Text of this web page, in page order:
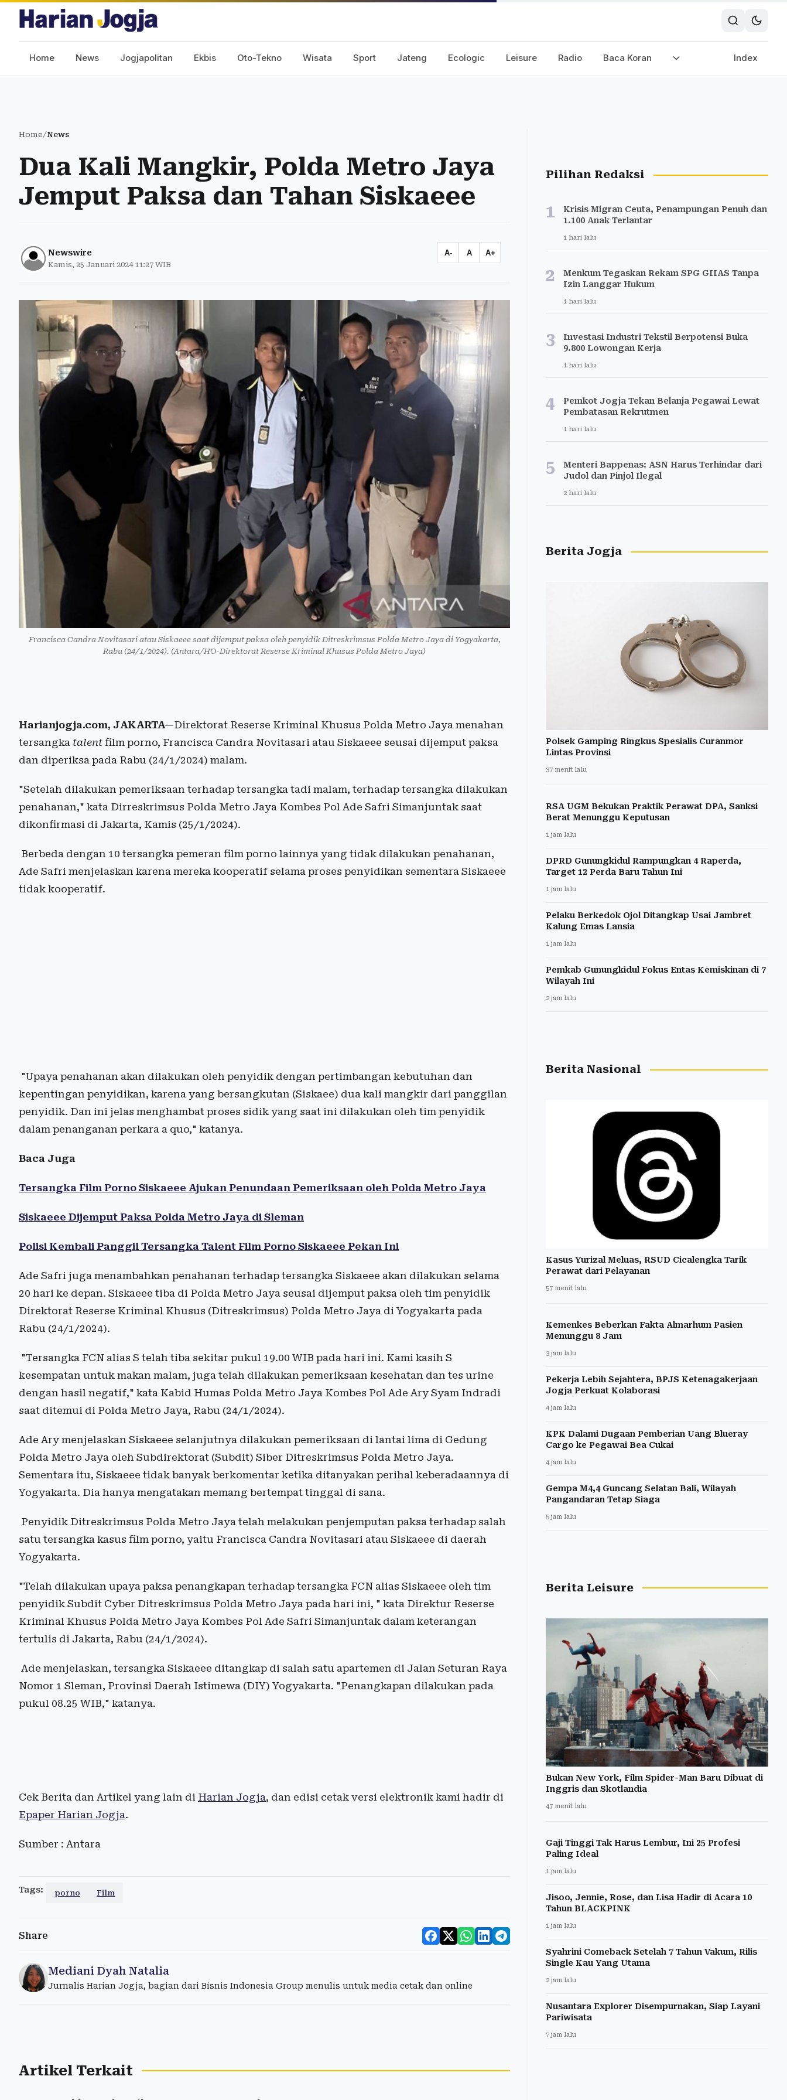
Home News Jogjapolitan Ekbis Oto-Tekno Wisata Sport Jateng Ecologic Leisure Radio Baca Koran Index
Home/News
Dua Kali Mangkir, Polda Metro Jaya
Jemput Paksa dan Tahan Siskaeee
Newswire
Kamis, 25 Januari 2024 11:27 WIB
A- A A+
Francisca Candra Novitasari atau Siskaeee saat dijemput paksa oleh penyidik Ditreskrimsus Polda Metro Jaya di Yogyakarta,
Rabu (24/1/2024). (Antara/HO-Direktorat Reserse Kriminal Khusus Polda Metro Jaya)
Harianjogja.com, JAKARTA—Direktorat Reserse Kriminal Khusus Polda Metro Jaya menahan
tersangka talent film porno, Francisca Candra Novitasari atau Siskaeee seusai dijemput paksa
dan diperiksa pada Rabu (24/1/2024) malam.
​​​​​​"Setelah dilakukan pemeriksaan terhadap tersangka tadi malam, terhadap tersangka dilakukan
penahanan," kata Dirreskrimsus Polda Metro Jaya Kombes Pol Ade Safri Simanjuntak saat
dikonfirmasi di Jakarta, Kamis (25/1/2024).
Berbeda dengan 10 tersangka pemeran film porno lainnya yang tidak dilakukan penahanan,
Ade Safri menjelaskan karena mereka kooperatif selama proses penyidikan sementara Siskaeee
tidak kooperatif.
"Upaya penahanan akan dilakukan oleh penyidik dengan pertimbangan kebutuhan dan
kepentingan penyidikan, karena yang bersangkutan (Siskaee) dua kali mangkir dari panggilan
penyidik. Dan ini jelas menghambat proses sidik yang saat ini dilakukan oleh tim penyidik
dalam penanganan perkara a quo," katanya.
Baca Juga
Tersangka Film Porno Siskaeee Ajukan Penundaan Pemeriksaan oleh Polda Metro Jaya
Siskaeee Dijemput Paksa Polda Metro Jaya di Sleman
Polisi Kembali Panggil Tersangka Talent Film Porno Siskaeee Pekan Ini
Ade Safri juga menambahkan penahanan terhadap tersangka Siskaeee akan dilakukan selama
20 hari ke depan. Siskaeee tiba di Polda Metro Jaya seusai dijemput paksa oleh tim penyidik
Direktorat Reserse Kriminal Khusus (Ditreskrimsus) Polda Metro Jaya di Yogyakarta pada
Rabu (24/1/2024).
"Tersangka FCN alias S telah tiba sekitar pukul 19.00 WIB pada hari ini. Kami kasih S
kesempatan untuk makan malam, juga telah dilakukan pemeriksaan kesehatan dan tes urine
dengan hasil negatif," kata Kabid Humas Polda Metro Jaya Kombes Pol Ade Ary Syam Indradi
saat ditemui di Polda Metro Jaya, Rabu (24/1/2024).
Ade Ary menjelaskan Siskaeee selanjutnya dilakukan pemeriksaan di lantai lima di Gedung
Polda Metro Jaya oleh Subdirektorat (Subdit) Siber Ditreskrimsus Polda Metro Jaya.
Sementara itu, Siskaeee tidak banyak berkomentar ketika ditanyakan perihal keberadaannya di
Yogyakarta. Dia hanya mengatakan memang bertempat tinggal di sana.
Penyidik Ditreskrimsus Polda Metro Jaya telah melakukan penjemputan paksa terhadap salah
satu tersangka kasus film porno, yaitu Francisca Candra Novitasari atau Siskaeee di daerah
Yogyakarta.
"Telah dilakukan upaya paksa penangkapan terhadap tersangka FCN alias Siskaeee oleh tim
penyidik Subdit Cyber Ditreskrimsus Polda Metro Jaya pada hari ini, " kata Direktur Reserse
Kriminal Khusus Polda Metro Jaya Kombes Pol Ade Safri Simanjuntak dalam keterangan
tertulis di Jakarta, Rabu (24/1/2024).
Ade menjelaskan, tersangka Siskaeee ditangkap di salah satu apartemen di Jalan Seturan Raya
Nomor 1 Sleman, Provinsi Daerah Istimewa (DIY) Yogyakarta. "Penangkapan dilakukan pada
pukul 08.25 WIB," katanya.
Cek Berita dan Artikel yang lain di Harian Jogja, dan edisi cetak versi elektronik kami hadir di
Epaper Harian Jogja.
Sumber : Antara
Tags: porno Film
Share
Mediani Dyah Natalia
Jurnalis Harian Jogja, bagian dari Bisnis Indonesia Group menulis untuk media cetak dan online
Artikel Terkait
Pilihan Redaksi
1
Krisis Migran Ceuta, Penampungan Penuh dan
1.100 Anak Terlantar
1 hari lalu
2
Menkum Tegaskan Rekam SPG GIIAS Tanpa
Izin Langgar Hukum
1 hari lalu
3
Investasi Industri Tekstil Berpotensi Buka
9.800 Lowongan Kerja
1 hari lalu
4
Pemkot Jogja Tekan Belanja Pegawai Lewat
Pembatasan Rekrutmen
1 hari lalu
5
Menteri Bappenas: ASN Harus Terhindar dari
Judol dan Pinjol Ilegal
2 hari lalu
Berita Jogja
Polsek Gamping Ringkus Spesialis Curanmor
Lintas Provinsi
37 menit lalu
RSA UGM Bekukan Praktik Perawat DPA, Sanksi
Berat Menunggu Keputusan
1 jam lalu
DPRD Gunungkidul Rampungkan 4 Raperda,
Target 12 Perda Baru Tahun Ini
1 jam lalu
Pelaku Berkedok Ojol Ditangkap Usai Jambret
Kalung Emas Lansia
1 jam lalu
Pemkab Gunungkidul Fokus Entas Kemiskinan di 7
Wilayah Ini
2 jam lalu
Berita Nasional
Kasus Yurizal Meluas, RSUD Cicalengka Tarik
Perawat dari Pelayanan
57 menit lalu
Kemenkes Beberkan Fakta Almarhum Pasien
Menunggu 8 Jam
3 jam lalu
Pekerja Lebih Sejahtera, BPJS Ketenagakerjaan
Jogja Perkuat Kolaborasi
4 jam lalu
KPK Dalami Dugaan Pemberian Uang Blueray
Cargo ke Pegawai Bea Cukai
4 jam lalu
Gempa M4,4 Guncang Selatan Bali, Wilayah
Pangandaran Tetap Siaga
5 jam lalu
Berita Leisure
Bukan New York, Film Spider-Man Baru Dibuat di
Inggris dan Skotlandia
47 menit lalu
Gaji Tinggi Tak Harus Lembur, Ini 25 Profesi
Paling Ideal
1 jam lalu
Jisoo, Jennie, Rose, dan Lisa Hadir di Acara 10
Tahun BLACKPINK
1 jam lalu
Syahrini Comeback Setelah 7 Tahun Vakum, Rilis
Single Kau Yang Utama
2 jam lalu
Nusantara Explorer Disempurnakan, Siap Layani
Pariwisata
7 jam lalu